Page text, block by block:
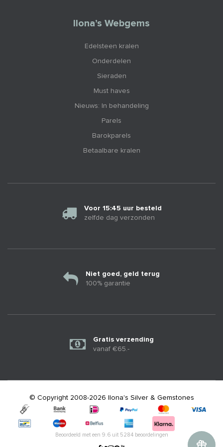
Ilona’s Webgems
Edelsteen kralen
Onderdelen
Sieraden
Must haves
Nieuws: In behandeling
Parels
Barokparels
Betaalbare kralen
Voor 15:45 uur besteld
zelfde dag verzonden
Niet goed, geld terug
100% garantie
Gratis verzending
vanaf €65.-
© Copyright 2008-2026 Ilona's Silver & Gemstones
Beoordeeld met een 9.6uit 5284beoordelingen